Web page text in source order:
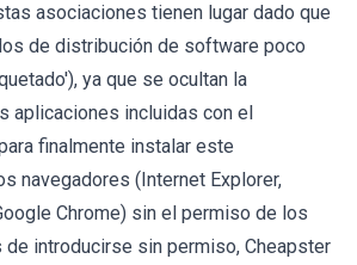
asociaciones tienen lugar dado que
de distribución de software poco
ya que se ocultan la
aplicaciones incluidas con el
finalmente instalar este
navegadores (Internet Explorer,
Chrome) sin el permiso de los
de introducirse sin permiso, Cheapster